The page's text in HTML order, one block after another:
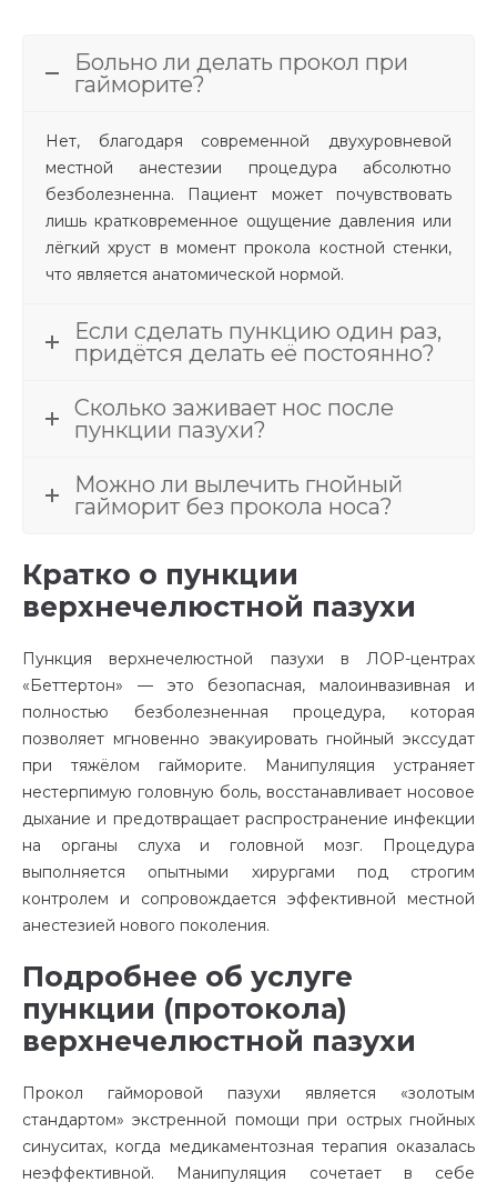
Больно ли делать прокол при
гайморите?
Нет, благодаря современной двухуровневой
местной анестезии процедура абсолютно
безболезненна. Пациент может почувствовать
лишь кратковременное ощущение давления или
лёгкий хруст в момент прокола костной стенки,
что является анатомической нормой.
Если сделать пункцию один раз,
придётся делать её постоянно?
Сколько заживает нос после
пункции пазухи?
Можно ли вылечить гнойный
гайморит без прокола носа?
Кратко о пункции
верхнечелюстной пазухи
Пункция верхнечелюстной пазухи в ЛОР-центрах
«Беттертон» — это безопасная, малоинвазивная и
полностью безболезненная процедура, которая
позволяет мгновенно эвакуировать гнойный экссудат
при тяжёлом гайморите. Манипуляция устраняет
нестерпимую головную боль, восстанавливает носовое
дыхание и предотвращает распространение инфекции
на органы слуха и головной мозг. Процедура
выполняется опытными хирургами под строгим
контролем и сопровождается эффективной местной
анестезией нового поколения.
Подробнее об услуге
пункции (протокола)
верхнечелюстной пазухи
Прокол гайморовой пазухи является «золотым
стандартом» экстренной помощи при острых гнойных
синуситах, когда медикаментозная терапия оказалась
неэффективной. Манипуляция сочетает в себе